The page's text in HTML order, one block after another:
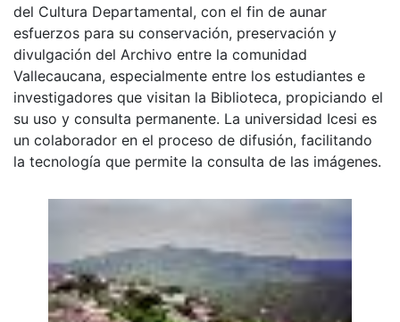
del Cultura Departamental, con el fin de aunar
esfuerzos para su conservación, preservación y
divulgación del Archivo entre la comunidad
Vallecaucana, especialmente entre los estudiantes e
investigadores que visitan la Biblioteca, propiciando el
su uso y consulta permanente. La universidad Icesi es
un colaborador en el proceso de difusión, facilitando
la tecnología que permite la consulta de las imágenes.